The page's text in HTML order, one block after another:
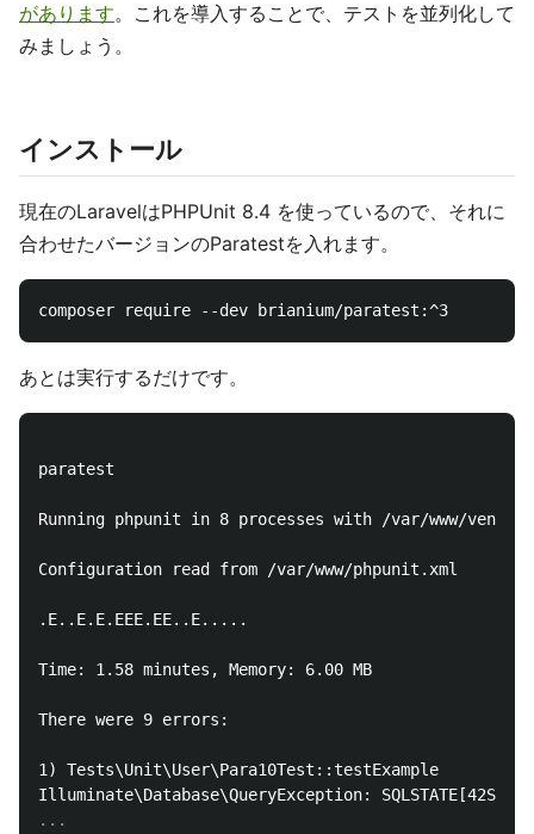
があります。これを導入することで、テストを並列化して
みましょう。
インストール
現在のLaravelはPHPUnit 8.4 を使っているので、それに
合わせたバージョンのParatestを入れます。
あとは実行するだけです。
paratest
Running phpunit in 8 processes with /var/www/
Configuration read from /var/www/phpunit.xml
.E..E.E.EEE.EE..E.....
Time: 1.58 minutes, Memory: 6.00 MB
There were 9 errors:
1) Tests\Unit\User\Para10Test::testExample